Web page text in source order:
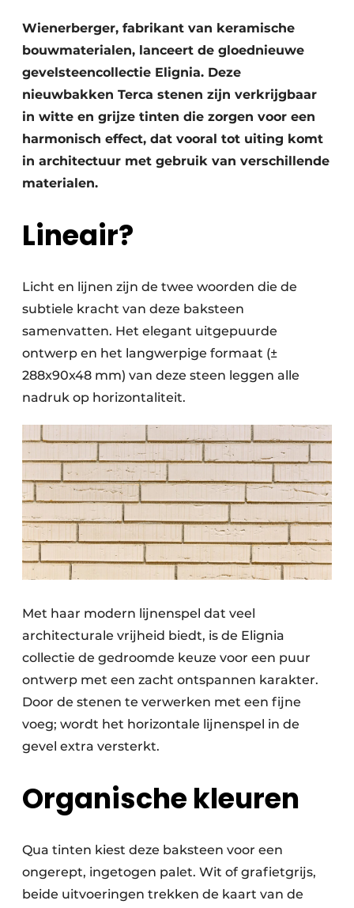
Vacatures
Video’s
Aanmelden
Bedrijven
Bedrijven
Contact
Beton & Staalbouw
Brandveiligheid
BIM
Evenementen
HVAC
Interieurarchitectuur
Keukens
Renovatie
Software
Toegangscontrole
Veiligheid & Opleiding
Zonwering
Wienerberger, fabrikant van keramische
bouwmaterialen, lanceert de gloednieuwe
gevelsteencollectie Elignia. Deze
nieuwbakken Terca stenen zijn verkrijgbaar
in witte en grijze tinten die zorgen voor een
harmonisch effect, dat vooral tot uiting komt
in architectuur met gebruik van verschillende
materialen.
Lineair?
Licht en lijnen zijn de twee woorden die de
subtiele kracht van deze baksteen
samenvatten. Het elegant uitgepuurde
ontwerp en het langwerpige formaat (±
288x90x48 mm) van deze steen leggen alle
nadruk op horizontaliteit.
Met haar modern lijnenspel dat veel
architecturale vrijheid biedt, is de Elignia
collectie de gedroomde keuze voor een puur
ontwerp met een zacht ontspannen karakter.
Door de stenen te verwerken met een fijne
voeg; wordt het horizontale lijnenspel in de
gevel extra versterkt.
Organische kleuren
Qua tinten kiest deze baksteen voor een
ongerept, ingetogen palet. Wit of grafietgrijs,
beide uitvoeringen trekken de kaart van de